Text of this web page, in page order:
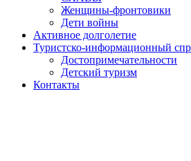
Женщины-фронтовики
Дети войны
Активное долголетие
Туристско-информационный
Достопримечательности
Детский туризм
Контакты